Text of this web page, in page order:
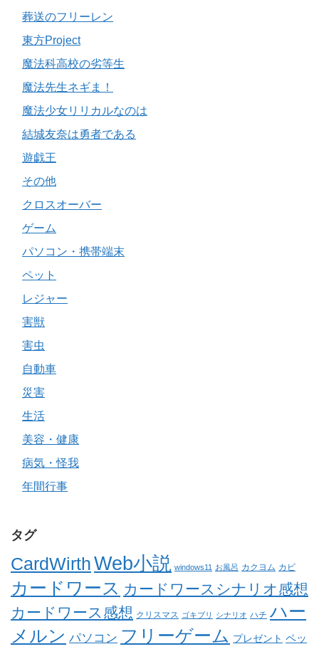
葬送のフリーレン
東方Project
魔法科高校の劣等生
魔法先生ネギま！
魔法少女リリカルなのは
結城友奈は勇者である
遊戯王
その他
クロスオーバー
ゲーム
パソコン・携帯端末
ペット
レジャー
害獣
害虫
自動車
災害
生活
美容・健康
病気・怪我
年間行事
タグ
CardWirthWeb小説 windows11 お風呂 カクヨム カビ
カードワース カードワースシナリオ感想
カードワース感想 クリスマス ゴキブリ シナリオ ハチ ハー
メルン パソコン フリーゲーム プレゼント ペッ